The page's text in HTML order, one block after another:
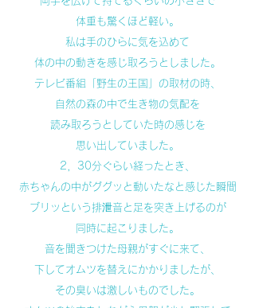
体重も驚くほど軽い。
私は手のひらに気を込めて
体の中の動きを感じ取ろうとしました。
テレビ番組「野生の王国」の取材の時、
自然の森の中で生き物の気配を
読み取ろうとしていた時の感じを
思い出していました。
2，30分ぐらい経ったとき、
赤ちゃんの中がググッと動いたなと感じた瞬間
ブリッという排泄音と足を突き上げるのが
同時に起こりました。
音を聞きつけた母親がすぐに来て、
下してオムツを替えにかかりましたが、
その臭いは激しいものでした。